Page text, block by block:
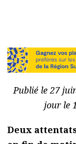
Publié le 27
jour le
Deux